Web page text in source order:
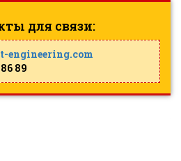
для связи:
engineering.com
89